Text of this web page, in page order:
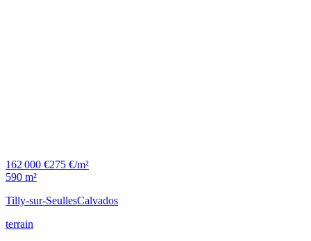
162 000 €275 €/m²
590 m²
Tilly-sur-SeullesCalvados
terrain